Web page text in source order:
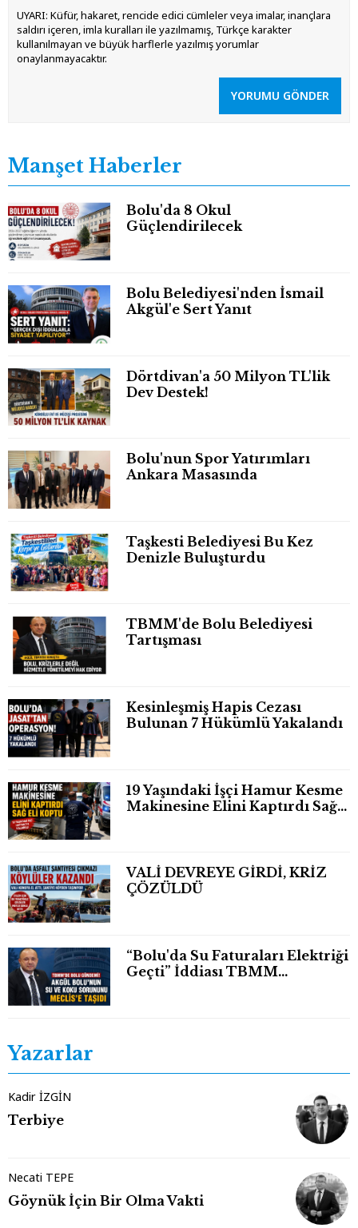
UYARI: Küfür, hakaret, rencide edici cümleler veya imalar, inançlara
saldırı içeren, imla kuralları ile yazılmamış, Türkçe karakter
kullanılmayan ve büyük harflerle yazılmış yorumlar
onaylanmayacaktır.
YORUMU GÖNDER
Manşet Haberler
Bolu'da 8 Okul
Güçlendirilecek
Bolu Belediyesi'nden İsmail
Akgül'e Sert Yanıt
Dörtdivan'a 50 Milyon TL'lik
Dev Destek!
Bolu'nun Spor Yatırımları
Ankara Masasında
Taşkesti Belediyesi Bu Kez
Denizle Buluşturdu
TBMM'de Bolu Belediyesi
Tartışması
Kesinleşmiş Hapis Cezası
Bulunan 7 Hükümlü Yakalandı
19 Yaşındaki İşçi Hamur Kesme
Makinesine Elini Kaptırdı Sağ
VALİ DEVREYE GİRDİ, KRİZ
ÇÖZÜLDÜ
“Bolu'da Su Faturaları Elektriği
Geçti” İddiası TBMM
Yazarlar
Kadir İZGİN
Terbiye
Necati TEPE
Göynük İçin Bir Olma Vakti